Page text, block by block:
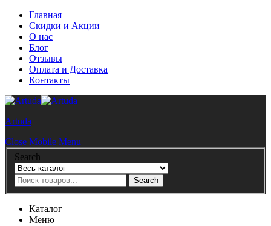
Главная
Скидки и Акции
О нас
Блог
Отзывы
Оплата и Доставка
Контакты
Artuda
Close Mobile Menu
Search
Search
Каталог
Меню